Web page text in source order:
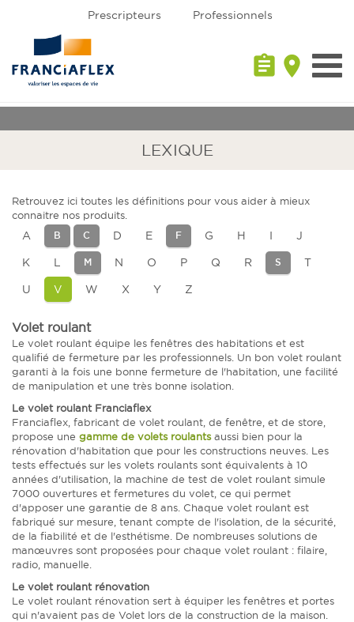
Prescripteurs Professionnels
assignment place
LEXIQUE
Retrouvez ici toutes les définitions pour vous aider à mieux
connaitre nos produits.
A B C D E F G H I
J
K
L M N O P Q R S
T
U
V W X Y Z
Volet roulant
Le volet roulant équipe les fenêtres des habitations et est
qualifié de fermeture par les professionnels. Un bon volet roulant
garanti à la fois une bonne fermeture de l'habitation, une facilité
de manipulation et une très bonne isolation.
Le volet roulant Franciaflex
Franciaflex, fabricant de volet roulant, de fenêtre, et de store,
propose une gamme de volets roulantsaussi bien pour la
rénovation d'habitation que pour les constructions neuves. Les
tests effectués sur les volets roulants sont équivalents à 10
années d'utilisation, la machine de test de volet roulant simule
7000 ouvertures et fermetures du volet, ce qui permet
d'apposer une garantie de 8 ans. Chaque volet roulant est
fabriqué sur mesure, tenant compte de l'isolation, de la sécurité,
de la fiabilité et de l'esthétisme. De nombreuses solutions de
manœuvres sont proposées pour chaque volet roulant : filaire,
radio, manuelle.
Le volet roulant rénovation
Le volet roulant rénovation sert à équiper les fenêtres et portes
qui n'avaient pas de Volet lors de la construction de la maison.